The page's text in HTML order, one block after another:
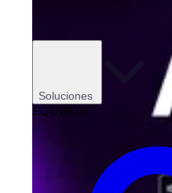
Soluciones
EQUIPOS